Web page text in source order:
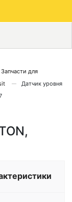
Запчасти для
Датчик уровня